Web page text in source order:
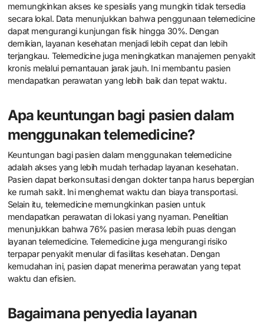
memungkinkan akses ke spesialis yang mungkin tidak tersedia
secara lokal. Data menunjukkan bahwa penggunaan telemedicine
dapat mengurangi kunjungan fisik hingga 30%. Dengan
demikian, layanan kesehatan menjadi lebih cepat dan lebih
terjangkau. Telemedicine juga meningkatkan manajemen penyakit
kronis melalui pemantauan jarak jauh. Ini membantu pasien
mendapatkan perawatan yang lebih baik dan tepat waktu.
Apa keuntungan bagi pasien dalam
menggunakan telemedicine?
Keuntungan bagi pasien dalam menggunakan telemedicine
adalah akses yang lebih mudah terhadap layanan kesehatan.
Pasien dapat berkonsultasi dengan dokter tanpa harus bepergian
ke rumah sakit. Ini menghemat waktu dan biaya transportasi.
Selain itu, telemedicine memungkinkan pasien untuk
mendapatkan perawatan di lokasi yang nyaman. Penelitian
menunjukkan bahwa 76% pasien merasa lebih puas dengan
layanan telemedicine. Telemedicine juga mengurangi risiko
terpapar penyakit menular di fasilitas kesehatan. Dengan
kemudahan ini, pasien dapat menerima perawatan yang tepat
waktu dan efisien.
Bagaimana penyedia layanan